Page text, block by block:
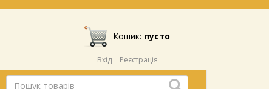
Кошик: пусто
Вхід Реєстрація